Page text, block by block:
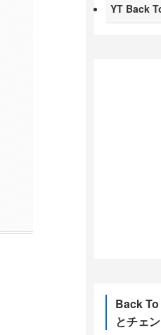
YT Back
Back
とチェ